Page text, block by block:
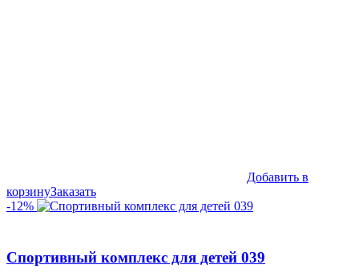
Добавить в
корзинуЗаказать
-12%
Спортивный комплекс для детей 039